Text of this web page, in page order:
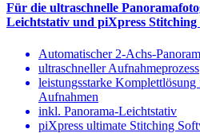
Für die ultraschnelle
Leichtstativ und piXpress Stitching
Automatischer 2-Achs-
ultraschneller Aufnahmeprozess
leistungsstarke
Aufnahmen
inkl. Panorama-Leichtstativ
piXpress ultimate Stitching